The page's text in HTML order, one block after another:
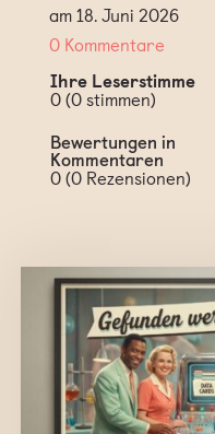
am 18. Juni 2026
0 Kommentare
Ihre Leserstimme
0(0stimmen)
Bewertungen in
Kommentaren
0(0Rezensionen)